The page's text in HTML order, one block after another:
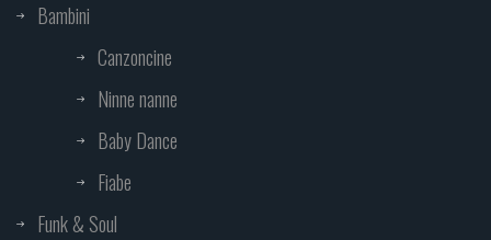
Bambini
Canzoncine
Ninne nanne
Baby Dance
Fiabe
Funk & Soul